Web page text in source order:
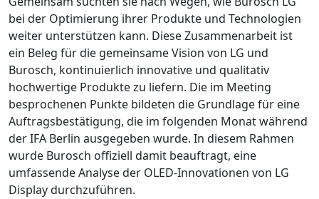
bei der Optimierung ihrer Produkte und Technologien
weiter unterstützen kann. Diese Zusammenarbeit ist
ein Beleg für die gemeinsame Vision von LG und
Burosch, kontinuierlich innovative und qualitativ
hochwertige Produkte zu liefern. Die im Meeting
besprochenen Punkte bildeten die Grundlage für eine
Auftragsbestätigung, die im folgenden Monat während
der IFA Berlin ausgegeben wurde. In diesem Rahmen
wurde Burosch offiziell damit beauftragt, eine
umfassende Analyse der OLED-Innovationen von LG
Display durchzuführen.